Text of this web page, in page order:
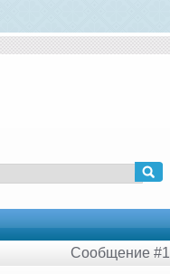
Сообщение #1